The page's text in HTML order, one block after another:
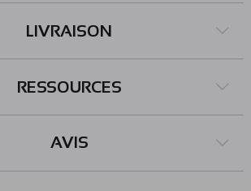
et l'utilisation de certains HAT
sert à connecter des caméras
Remarques : Les
pour Raspberry Pi ne sont pas
: vérifier la compatibilité
LIVRAISON
RESSOURCES
AVIS